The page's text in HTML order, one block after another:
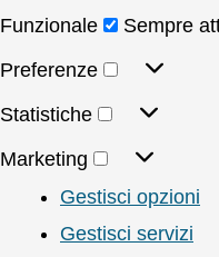
Funzionale
Sempre
Preferenze
Statistiche
Marketing
Gestisci opzioni
Gestisci servizi